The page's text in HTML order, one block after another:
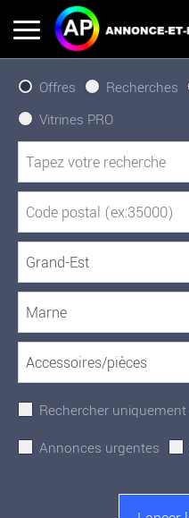
Offres Recherches
Vitrines PRO
Rechercher
Annonces urgentes